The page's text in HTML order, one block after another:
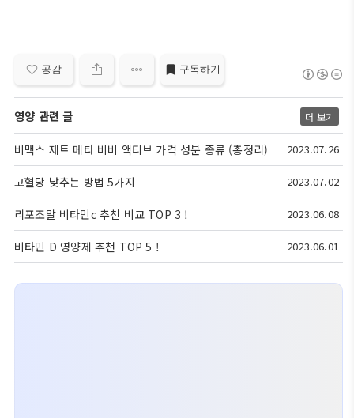
공감 구독하기
영양 관련 글 더 보기
비맥스 제트 메타 비비 액티브 가격 성분 종류 (총정리) 2023.07.26
고혈당 낮추는 방법 5가지 2023.07.02
리포조말 비타민c 추천 비교 TOP 3 ! 2023.06.08
비타민 D 영양제 추천 TOP 5 ! 2023.06.01